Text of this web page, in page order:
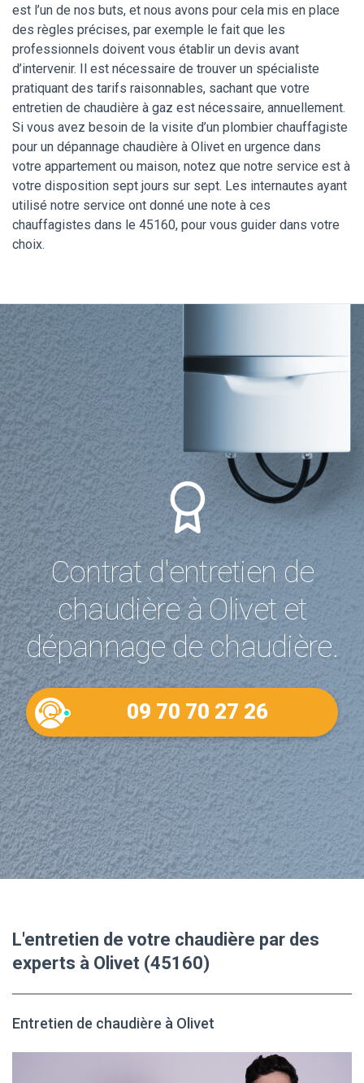
est l’un de nos buts, et nous avons pour cela mis en place
des règles précises, par exemple le fait que les
professionnels doivent vous établir un devis avant
d’intervenir. Il est nécessaire de trouver un spécialiste
pratiquant des tarifs raisonnables, sachant que votre
entretien de chaudière à gaz est nécessaire, annuellement.
Si vous avez besoin de la visite d’un plombier chauffagiste
pour un dépannage chaudière à Olivet en urgence dans
votre appartement ou maison, notez que notre service est à
votre disposition sept jours sur sept. Les internautes ayant
utilisé notre service ont donné une note à ces
chauffagistes dans le 45160, pour vous guider dans votre
choix.
Contrat d'entretien de
chaudière à Olivet et
dépannage de chaudière.
09 70 70 27 26
L'entretien de votre chaudière par des
experts à Olivet (45160)
Entretien de chaudière à Olivet